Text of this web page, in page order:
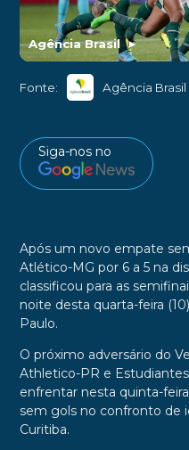
Agência Brasil►
Fonte: Agência Brasil
Siga-nos no
Após um novo empate
Atlético-MG por 6 a 5 na
classificou para as
noite desta quarta-feira
Paulo.
O próximo adversário do
Athletico-PR e
enfrentar nesta quinta-
sem gols no confronto de
Curitiba.